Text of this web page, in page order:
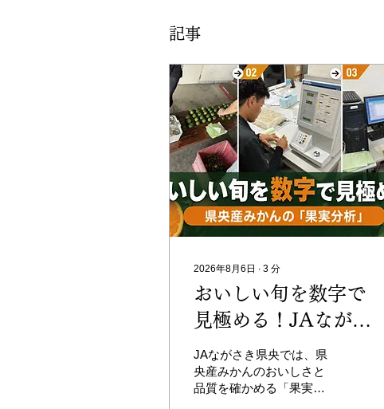
記事
2026年8月6日 ∙ 3 分
おいしい旬を数字で
見極める！JAながさ
き県央産みかんの
「果実分析」をレポ
ート
JAながさき県央では、県
央産みかんのおいしさと
品質を確かめる「果実分